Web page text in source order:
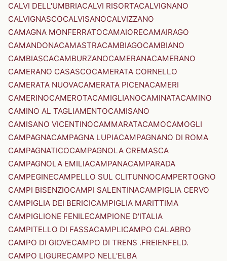
CALVI DELL'UMBRIACALVI RISORTACALVIGNANO
CALVIGNASCOCALVISANOCALVIZZANO
CAMAGNA MONFERRATOCAMAIORECAMAIRAGO
CAMANDONACAMASTRACAMBIAGOCAMBIANO
CAMBIASCACAMBURZANOCAMERANACAMERANO
CAMERANO CASASCOCAMERATA CORNELLO
CAMERATA NUOVACAMERATA PICENACAMERI
CAMERINOCAMEROTACAMIGLIANOCAMINATACAMINO
CAMINO AL TAGLIAMENTOCAMISANO
CAMISANO VICENTINOCAMMARATACAMOCAMOGLI
CAMPAGNACAMPAGNA LUPIACAMPAGNANO DI ROMA
CAMPAGNATICOCAMPAGNOLA CREMASCA
CAMPAGNOLA EMILIACAMPANACAMPARADA
CAMPEGINECAMPELLO SUL CLITUNNOCAMPERTOGNO
CAMPI BISENZIOCAMPI SALENTINACAMPIGLIA CERVO
CAMPIGLIA DEI BERICICAMPIGLIA MARITTIMA
CAMPIGLIONE FENILECAMPIONE D'ITALIA
CAMPITELLO DI FASSACAMPLICAMPO CALABRO
CAMPO DI GIOVECAMPO DI TRENS .FREIENFELD.
CAMPO LIGURECAMPO NELL'ELBA